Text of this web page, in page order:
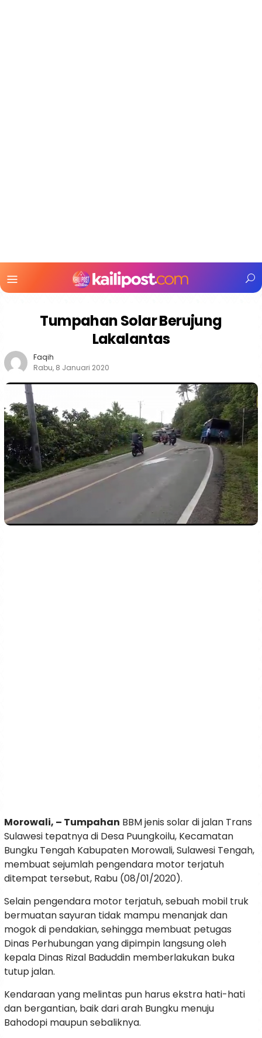
Mobile
Tumpahan Solar Berujung
Lakalantas
Faqih
Rabu, 8 Januari 2020
Morowali, – Tumpahan BBM jenis solar di jalan Trans
Sulawesi tepatnya di Desa Puungkoilu, Kecamatan
Bungku Tengah Kabupaten Morowali, Sulawesi Tengah,
membuat sejumlah pengendara motor terjatuh
ditempat tersebut, Rabu (08/01/2020).
Selain pengendara motor terjatuh, sebuah mobil truk
bermuatan sayuran tidak mampu menanjak dan
mogok di pendakian, sehingga membuat petugas
Dinas Perhubungan yang dipimpin langsung oleh
kepala Dinas Rizal Baduddin memberlakukan buka
tutup jalan.
Kendaraan yang melintas pun harus ekstra hati-hati
dan bergantian, baik dari arah Bungku menuju
Bahodopi maupun sebaliknya.